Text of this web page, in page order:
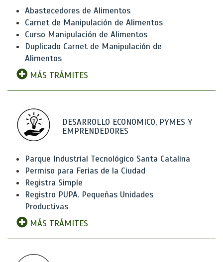
Abastecedores de Alimentos
Carnet de Manipulación de Alimentos
Curso Manipulación de Alimentos
Duplicado Carnet de Manipulación de
Alimentos
MÁS TRÁMITES
DESARROLLO ECONOMICO, PYMES Y
EMPRENDEDORES
Parque Industrial Tecnológico Santa Catalina
Permiso para Ferias de la Ciudad
Registra Simple
Registro PUPA. Pequeñas Unidades
Productivas
MÁS TRÁMITES